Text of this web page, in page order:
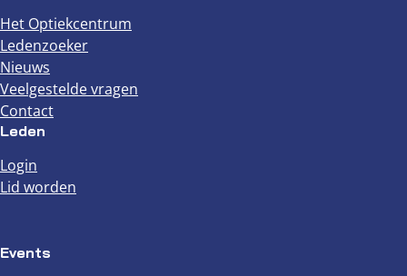
Het Optiekcentrum
Ledenzoeker
Nieuws
Veelgestelde vragen
Contact
Leden
Login
Lid worden
Events